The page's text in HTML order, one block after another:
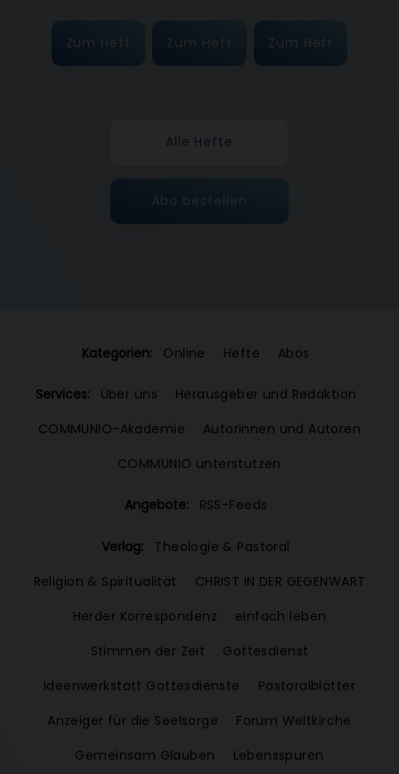
Zum Heft Zum Heft Zum Heft
Alle Hefte
Abo bestellen
Kategorien: Online Hefte Abos
Services: Über uns
Herausgeber und Redaktion
COMMUNIO-Akademie
Autorinnen und Autoren
COMMUNIO unterstützen
Angebote: RSS-Feeds
Verlag:
Theologie & Pastoral
Religion & Spiritualität
CHRIST IN DER GEGENWART
Herder Korrespondenz
einfach leben
Stimmen der Zeit
Gottesdienst
Ideenwerkstatt Gottesdienste
Pastoralblätter
Anzeiger für die Seelsorge
Forum Weltkirche
Gemeinsam Glauben
Lebensspuren